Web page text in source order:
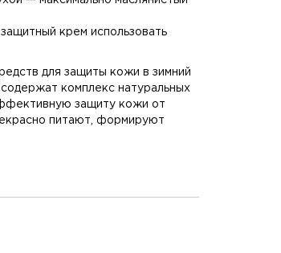
крем использовать
для защиты кожи в зимний
комплекс натуральных
защиту кожи от
питают, формируют